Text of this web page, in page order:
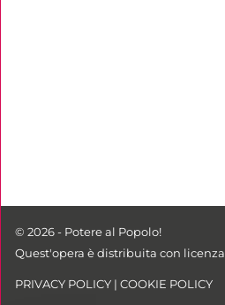
© 2026 - Potere al Popolo!
Quest'opera è distribuita con licenza
PRIVACY POLICY | COOKIE POLICY